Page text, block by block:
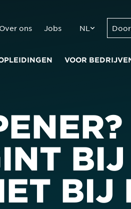
Over ons Jobs NL
VOOR
BIJ